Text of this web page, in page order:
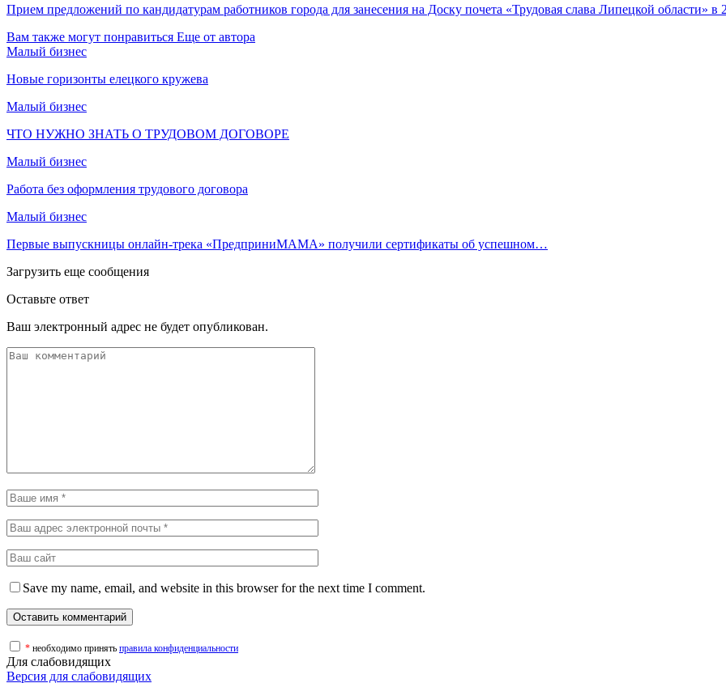
Прием предложений по кандидатурам работников города для занесения на Доску почета «Трудовая слава Липецкой области» в
Вам также могут понравиться Еще от автора
Малый бизнес
Новые горизонты елецкого кружева
Малый бизнес
ЧТО НУЖНО ЗНАТЬ О ТРУДОВОМ ДОГОВОРЕ
Малый бизнес
Работа без оформления трудового договора
Малый бизнес
Первые выпускницы онлайн-трека «ПредприниМАМА» получили сертификаты об успешном…
Загрузить еще сообщения
Оставьте ответ
Ваш электронный адрес не будет опубликован.
Save my name, email, and website in this browser for the next time I comment.
* необходимо принять правила конфиденциальности
Для слабовидящих
Версия для слабовидящих